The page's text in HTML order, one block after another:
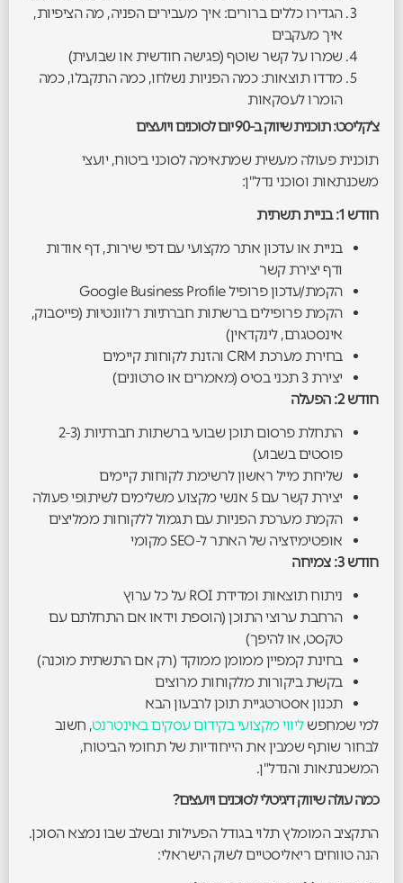
הגדירו כללים ברורים: איך מעבירים הפניה, מה הציפיות,
איך מעקבים
שמרו על קשר שוטף (פגישה חודשית או שבועית)
מדדו תוצאות: כמה הפניות נשלחו, כמה התקבלו, כמה
הומרו לעסקאות
צ'קליסט: תוכנית שיווק ב-90 יום לסוכנים ויועצים
תוכנית פעולה מעשית שמתאימה לסוכני ביטוח, יועצי
משכנתאות וסוכני נדל"ן:
חודש 1: בניית תשתית
בניית או עדכון אתר מקצועי עם דפי שירות, דף אודות
ודף יצירת קשר
הקמת/עדכון פרופיל Google Business Profile
הקמת פרופילים ברשתות חברתיות רלוונטיות (פייסבוק,
אינסטגרם, לינקדאין)
בחירת מערכת CRM והזנת לקוחות קיימים
יצירת 3 תכני בסיס (מאמרים או סרטונים)
חודש 2: הפעלה
התחלת פרסום תוכן שבועי ברשתות חברתיות (2-3
פוסטים בשבוע)
שליחת מייל ראשון לרשימת לקוחות קיימים
יצירת קשר עם 5 אנשי מקצוע משלימים לשיתופי פעולה
הקמת מערכת הפניות עם תגמול ללקוחות ממליצים
אופטימיזציה של האתר ל-SEO מקומי
חודש 3: צמיחה
ניתוח תוצאות ומדידת ROI על כל ערוץ
הרחבת ערוצי התוכן (הוספת וידאו אם התחלתם עם
טקסט, או להיפך)
בחינת קמפיין ממומן ממוקד (רק אם התשתית מוכנה)
בקשת ביקורות מלקוחות מרוצים
תכנון אסטרטגיית תוכן לרבעון הבא
למי שמחפשליווי מקצועי בקידום עסקים באינטרנט, חשוב
לבחור שותף שמבין את הייחודיות של תחומי הביטוח,
המשכנתאות והנדל"ן.
כמה עולה שיווק דיגיטלי לסוכנים ויועצים?
התקציב המומלץ תלוי בגודל הפעילות ובשלב שבו נמצא הסוכן.
הנה טווחים ריאליסטיים לשוק הישראלי: